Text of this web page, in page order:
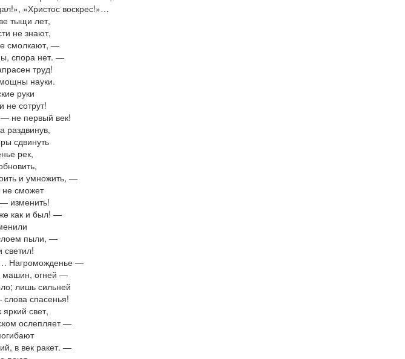
«Христос воскрес!»…
тыщи лет,
не знают,
смолкают, —
спора нет. —
труд!
науки.
руки
не сотрут!
не первый век!
раздвинув,
сдвинуть
рек,
и умножить, —
не сможет
изменить!
как и был! —
пыли, —
светил!
Нагроможденье —
машин, огней —
лишь сильней
спасенья!
яркий свет,
ослепляет —
в век ракет. —